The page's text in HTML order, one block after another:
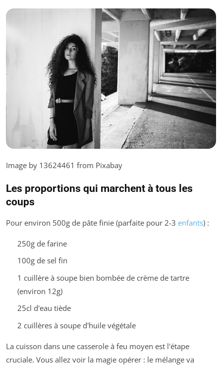
Image by 13624461 from Pixabay
Les proportions qui marchent à tous les
coups
Pour environ 500g de pâte finie (parfaite pour 2-3 enfants) :
250g de farine
100g de sel fin
1 cuillère à soupe bien bombée de crème de tartre
(environ 12g)
25cl d'eau tiède
2 cuillères à soupe d'huile végétale
La cuisson dans une casserole à feu moyen est l'étape
cruciale. Vous allez voir la magie opérer : le mélange va